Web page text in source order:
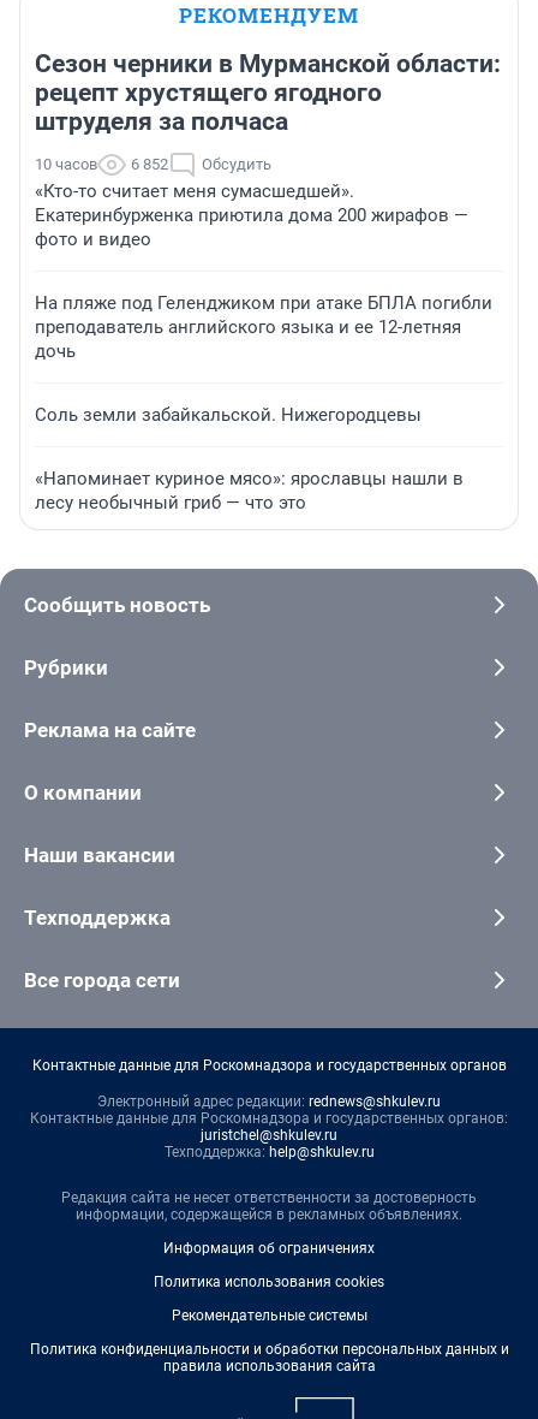
РЕКОМЕНДУЕМ
Сезон черники в Мурманской области:
рецепт хрустящего ягодного
штруделя за полчаса
10 часов 6 852 Обсудить
«Кто-то считает меня сумасшедшей».
Екатеринбурженка приютила дома 200 жирафов —
фото и видео
На пляже под Геленджиком при атаке БПЛА погибли
преподаватель английского языка и ее 12-летняя
дочь
Соль земли забайкальской. Нижегородцевы
«Напоминает куриное мясо»: ярославцы нашли в
лесу необычный гриб — что это
Сообщить новость
Рубрики
Реклама на сайте
О компании
Наши вакансии
Техподдержка
Все города сети
Контактные данные для Роскомнадзора и государственных органов
Электронный адрес редакции: rednews@shkulev.ru
Контактные данные для Роскомнадзора и государственных органов:
juristchel@shkulev.ru
Техподдержка: help@shkulev.ru
Редакция сайта не несет ответственности за достоверность
информации, содержащейся в рекламных объявлениях.
Информация об ограничениях
Политика использования cookies
Рекомендательные системы
Политика конфиденциальности и обработки персональных данных и
правила использования сайта